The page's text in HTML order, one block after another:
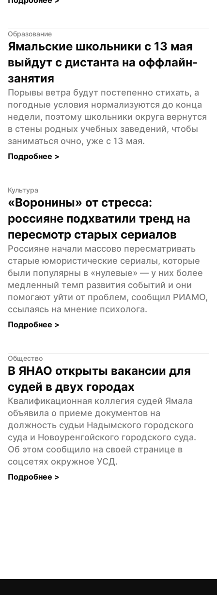
Образование
Ямальские школьники с 13 мая
выйдут с дистанта на оффлайн-
занятия
Порывы ветра будут постепенно стихать, а
погодные условия нормализуются до конца
недели, поэтому школьники округа вернутся
в стены родных учебных заведений, чтобы
заниматься очно, уже с 13 мая.
Подробнее >
Культура
«Воронины» от стресса:
россияне подхватили тренд на
пересмотр старых сериалов
Россияне начали массово пересматривать
старые юмористические сериалы, которые
были популярны в «нулевые» — у них более
медленный темп развития событий и они
помогают уйти от проблем, сообщил РИАМО,
ссылаясь на мнение психолога.
Подробнее >
Общество
В ЯНАО открыты вакансии для
судей в двух городах
Квалификационная коллегия судей Ямала
объявила о приеме документов на
должность судьи Надымского городского
суда и Новоуренгойского городского суда.
Об этом сообщило на своей странице в
соцсетях окружное УСД.
Подробнее >